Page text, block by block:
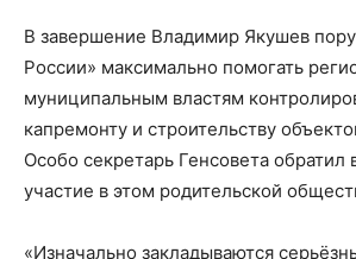
В завершение Владимир Якушев
России» максимально помогать
муниципальным властям
капремонту и строительству
Особо секретарь Генсовета обратил
участие в этом родительской
«Изначально закладываются